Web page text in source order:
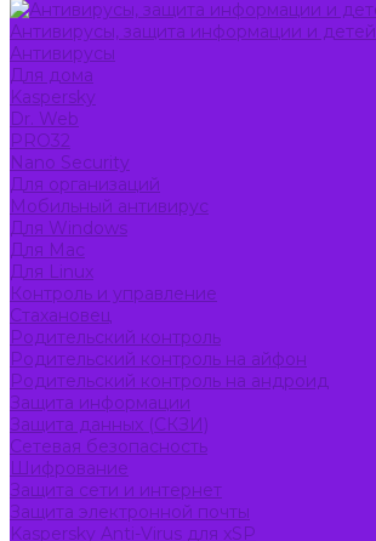
Антивирусы, защита информации и детей
Антивирусы
Для дома
Kaspersky
Dr. Web
PRO32
Nano Security
Для организаций
Мобильный антивирус
Для Windows
Для Mac
Для Linux
Контроль и управление
Стахановец
Родительский контроль
Родительский контроль на айфон
Родительский контроль на андроид
Защита информации
Защита данных (СКЗИ)
Сетевая безопасность
Шифрование
Защита сети и интернет
Защита электронной почты
Kaspersky Anti-Virus для xSP